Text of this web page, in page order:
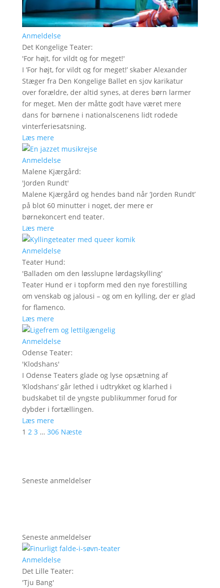
Anmeldelse
Det Kongelige Teater:
'For højt, for vildt og for meget!'
I ’For højt, for vildt og for meget!’ skaber Alexander
Stæger fra Den Kongelige Ballet en sjov karikatur
over forældre, der altid synes, at deres børn larmer
for meget. Men der måtte godt have været mere
dans for børnene i nationalscenens lidt rodede
vinterferiesatsning.
Læs mere
Anmeldelse
Malene Kjærgård:
'Jorden Rundt'
Malene Kjærgård og hendes band når ’Jorden Rundt’
på blot 60 minutter i noget, der mere er
børnekoncert end teater.
Læs mere
Anmeldelse
Teater Hund:
'Balladen om den løsslupne lørdagskylling'
Teater Hund er i topform med den nye forestilling
om venskab og jalousi – og om en kylling, der er glad
for flamenco.
Læs mere
Anmeldelse
Odense Teater:
'Klodshans'
I Odense Teaters glade og lyse opsætning af
’Klodshans’ går lethed i udtrykket og klarhed i
budskabet til de yngste publikummer forud for
dybder i fortællingen.
Læs mere
1 2 3 … 306 Næste
Seneste anmeldelser
Seneste anmeldelser
Anmeldelse
Det Lille Teater:
'Tju Bang'